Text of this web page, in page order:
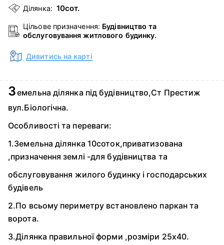
Ділянка: 10сот.
Цільове призначення: Будівництво та
обслуговування житлового будинку.
Дивитись на карті
Земельна ділянка під будівництво,Ст Престиж
вул.Біологічна.
Особливості та переваги:
1.Земельна ділянка 10соток,приватизована
,призначення землі -для будівництва та
обслуговування жилого будинку і господарських
будівель
2.По всьому периметру встановлено паркан та
ворота.
3.Ділянка правильної форми ,розміри 25х40.